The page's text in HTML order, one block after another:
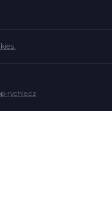
rychle.cz